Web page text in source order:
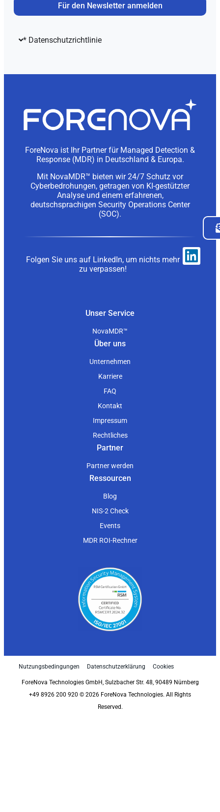
Für den Newsletter anmelden
* Datenschutzrichtlinie
ForeNova ist Ihr Partner für Managed Detection &
Response (MDR) in Deutschland & Europa.
Mit NovaMDR™ bieten wir 24/7 Schutz vor
Cyberbedrohungen, getragen von KI-gestützter
Analyse und einem erfahrenen,
deutschsprachigen Security Operations Center
(SOC).
Folgen Sie uns auf LinkedIn, um nichts mehr
zu verpassen!
Unser Service
NovaMDR™
Über uns
Unternehmen
Karriere
FAQ
Kontakt
Impressum
Rechtliches
Partner
Partner werden
Ressourcen
Blog
NIS-2 Check
Events
MDR ROI-Rechner
Nutzungsbedingungen Datenschutzerklärung Cookies
ForeNova Technologies GmbH, Sulzbacher Str. 48, 90489 Nürnberg
+49 8926 200 920 © 2026 ForeNova Technologies. All Rights
Reserved.